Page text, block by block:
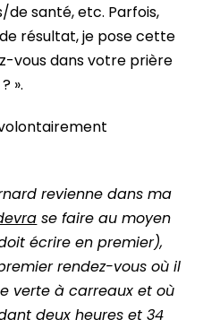
santé, etc. Parfois,
résultat, je pose cette
vous dans votre prière
».
revienne dans ma
se faire au moyen
écrire en premier),
rendez-vous où il
verte à carreaux et où
deux heures et 34